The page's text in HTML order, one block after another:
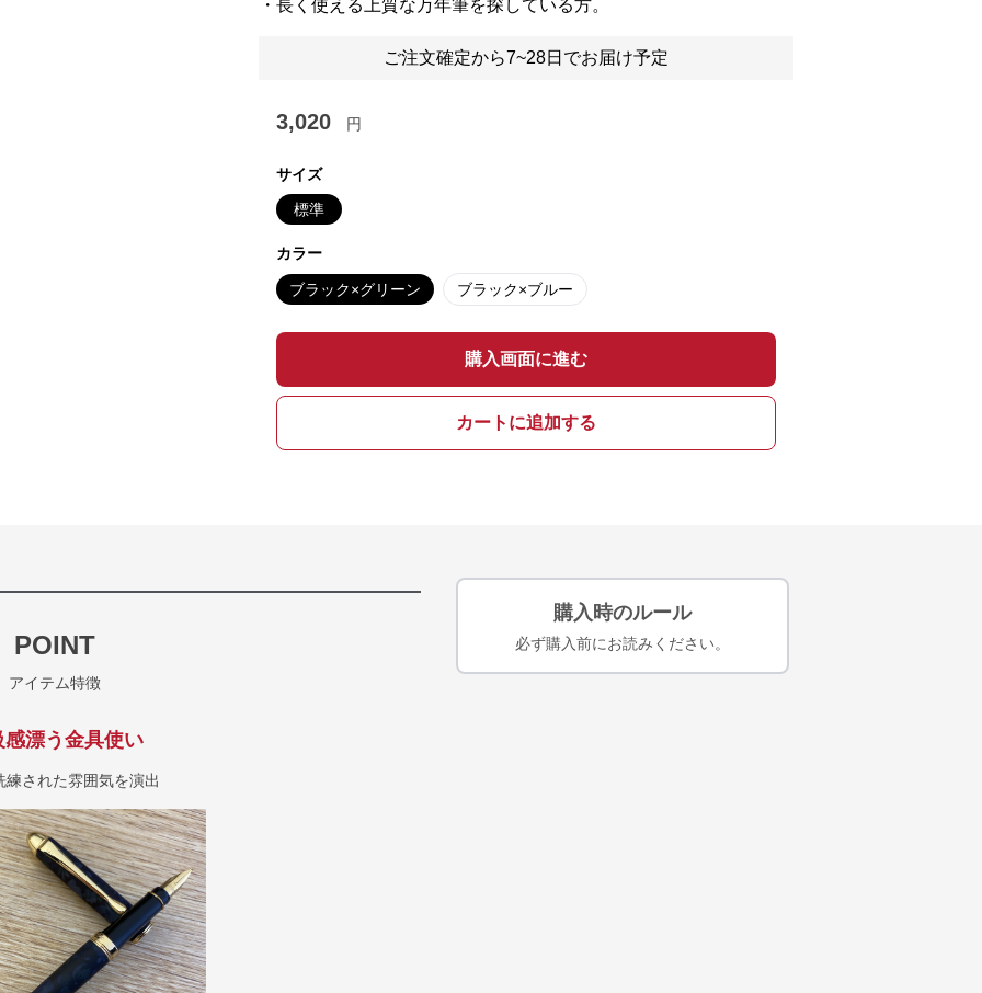
・長く使える上質な万年筆を探している方。
ご注文確定から7~28日でお届け予定
3,020 円
サイズ
標準
カラー
ブラック×グリーン ブラック×ブルー
購入画面に進む
カートに追加する
POINT
アイテム特徴
感漂う金具使い
された雰囲気を演出
購入時のルール
必ず購入前にお読みください。